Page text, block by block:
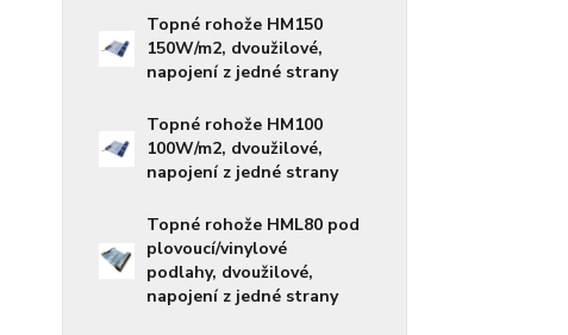
Topné rohože HM150
150W/m2, dvoužilové,
napojení z jedné strany
Topné rohože HM100
100W/m2, dvoužilové,
napojení z jedné strany
Topné rohože HML80 pod
plovoucí/vinylové
podlahy, dvoužilové,
napojení z jedné strany